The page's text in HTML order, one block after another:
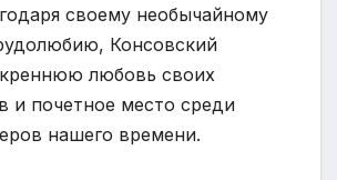
своему необычайному
Консовский
любовь своих
и почетное место среди
нашего времени.